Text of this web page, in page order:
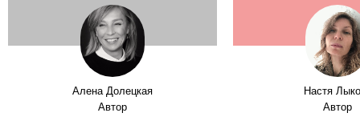
Алена Долецкая
Автор
Настя
Автор